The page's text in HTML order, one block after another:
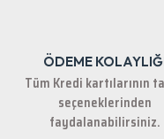
ÖDEME
Tüm Kredi kartılarının
seçeneklerinden
faydalanabilirsiniz.